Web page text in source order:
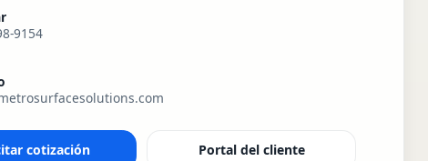
9154
cotización Portal del cliente